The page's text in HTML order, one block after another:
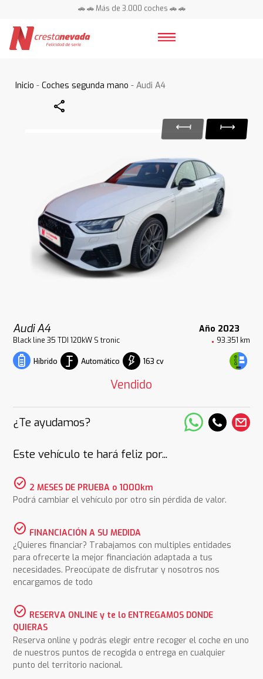
🚗 🚗 Más de 3.000 coches 🚗 🚗
Inicio -Coches segunda mano - Audi A4
Share
Audi A4 Año 2023
Black line 35 TDI 120kW S tronic 93.351 km
Híbrido Automático 163 cv
Vendido
¿Te ayudamos?
Este vehículo te hará feliz por...
check_circle 2 MESES DE PRUEBA o 1000km
Podrá cambiar el vehículo por otro sin pérdida de valor.
check_circle FINANCIACIÓN A SU MEDIDA
¿Quieres financiar? Trabajamos con multiples entidades
para ofrecerte la mejor financiación adaptada a tus
necesidades. Preocúpate de disfrutar y nosotros nos
encargamos de todo
check_circle RESERVA ONLINE y te lo ENTREGAMOS DONDE
QUIERAS
Reserva online y podrás elegir entre recoger el coche en uno
de nuestros puntos de recogida o entrega en cualquier
punto del territorio nacional.